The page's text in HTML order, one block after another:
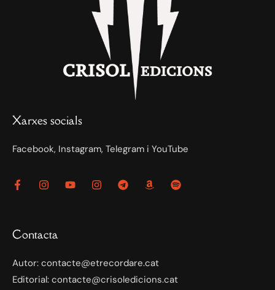
Xarxes socials
Facebook, Instagram, Telegram i YouTube
Contacta
Autor: contacte@etrecordare.cat
Editorial: contacte@crisoledicions.cat